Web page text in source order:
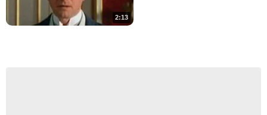
2:13